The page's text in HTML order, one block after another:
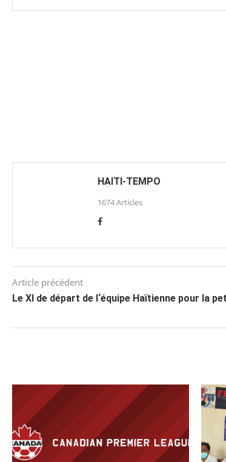
HAITI-TEMPO
1674 Articles
Article précédent
Le XI de départ de l‘équipe Haïtienne pour la